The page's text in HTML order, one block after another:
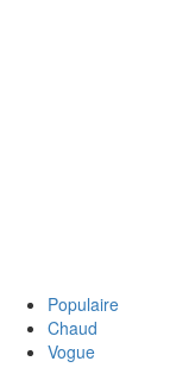
Populaire
Chaud
Vogue